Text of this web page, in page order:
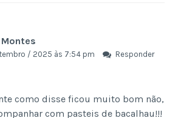
/ 2025 às 7:54 pm Responder
como disse ficou muito bom não,
com pasteis de bacalhau!!!